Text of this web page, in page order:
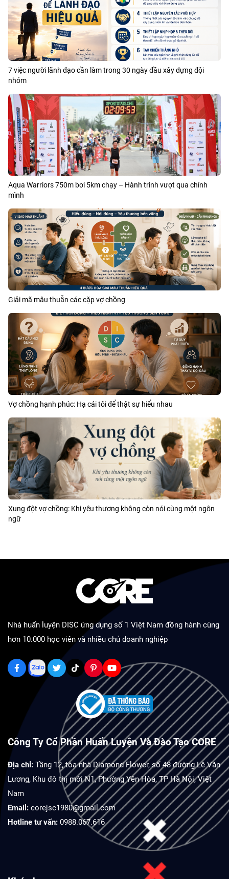
7 việc người lãnh đạo cần làm trong 30 ngày đầu xây dựng đội
nhóm
Aqua Warriors 750m bơi 5km chạy – Hành trình vượt qua chính
mình
Giải mã mâu thuẫn các cặp vợ chồng
Vợ chồng hạnh phúc: Hạ cái tôi để thật sự hiểu nhau
Xung đột vợ chồng: Khi yêu thương không còn nói cùng một ngôn
ngữ
Nhà huấn luyện DISC ứng dụng số 1 Việt Nam đồng hành cùng
hơn 10.000 học viên và nhiều chủ doanh nghiệp
Công Ty Cổ Phần Huấn Luyện Và Đào Tạo CORE
Địa chỉ: Tầng 12, tòa nhà Diamond Flower, số 48 đường Lê Văn
Lương, Khu đô thị mới N1, Phường Yên Hòa, TP Hà Nội, Việt
Nam
Email: corejsc1980@gmail.com
Hotline tư vấn: 0988.067.616